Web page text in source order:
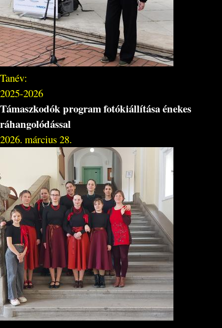
Tanév:
2025-2026
Támaszkodók program fotókiállítása énekes
ráhangolódással
2026. március 28.